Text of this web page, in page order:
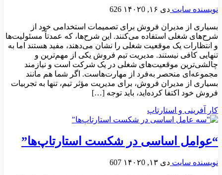
نویسنده سایت دی ۱۶, ۱۴۰۲ 0
626
بسیاری از مدیران فروش برای تصمیمات استخدامی خود از
شرح‌های شغلی استفاده می‌کنند. این شرح‌ها، که عمدتاً مسئولیت‌ها
و انتظارات یک موقعیت شغلی را نشان می‌دهند، مفید هستند اما به
تنهایی کافی نیستند. مدیریت تیم فروش یکی از مهم‌ترین و
چالشی‌ترین موقعیت‌های شغلی در یک شرکت است و نیازمند
مجموعه‌ای منحصر به‌فرد از مهارت‌هاست. اگر شما هم مانند
بسیاری از مدیران فروش، برای مدیریت مؤثر تیم، تنها به تجربیات
فروش خود اکتفا کرده‌اید، باید توجه […]
کار آفرینی و استارتاپ
“عوامل اساسی در شکست استارتاپ‌ها”
نویسنده سایت دی ۱۳, ۱۴۰۲ 0
607